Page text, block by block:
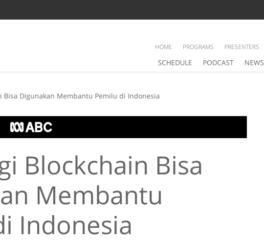
SCHEDULE PODCAST NEWS
HOME PROGRAMS PRESENTERS
Bisa Digunakan Membantu Pemilu di Indonesia
Blockchain Bisa
Membantu
Indonesia